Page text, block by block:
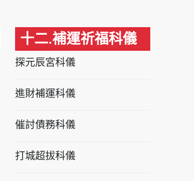
十二.補運祈福科儀
探元辰宮科儀
進財補運科儀
催討債務科儀
打城超拔科儀